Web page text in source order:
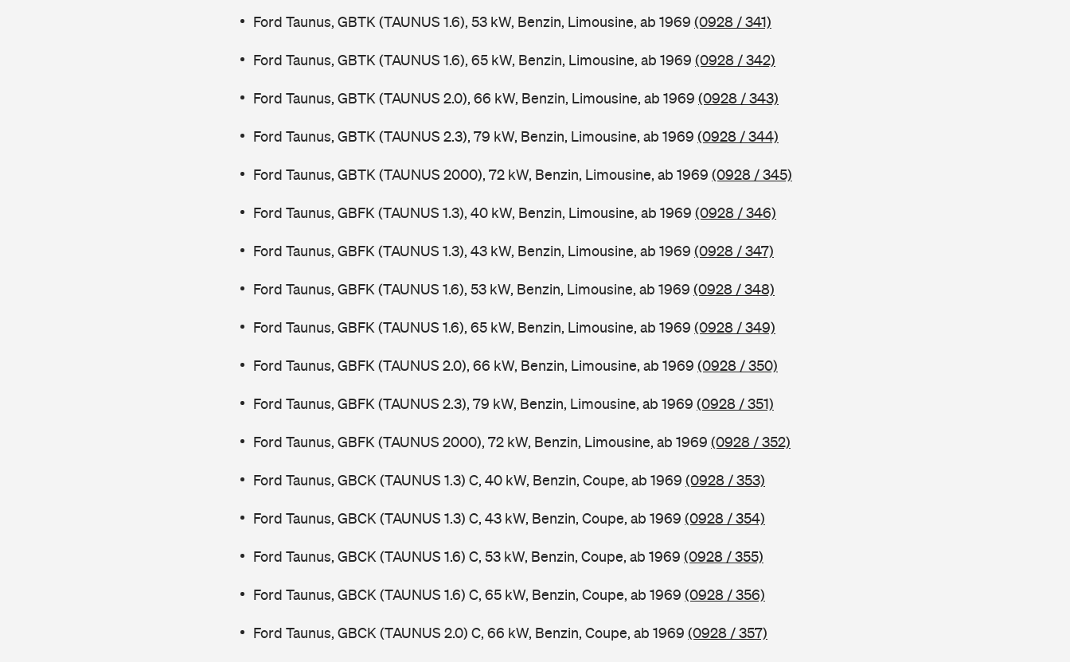
Ford Taunus, GBTK (TAUNUS 1.6), 53 kW, Benzin, Limousine, ab 1969 (0928 / 341)
Ford Taunus, GBTK (TAUNUS 1.6), 65 kW, Benzin, Limousine, ab 1969 (0928 / 342)
Ford Taunus, GBTK (TAUNUS 2.0), 66 kW, Benzin, Limousine, ab 1969 (0928 / 343)
Ford Taunus, GBTK (TAUNUS 2.3), 79 kW, Benzin, Limousine, ab 1969 (0928 / 344)
Ford Taunus, GBTK (TAUNUS 2000), 72 kW, Benzin, Limousine, ab 1969 (0928 / 345)
Ford Taunus, GBFK (TAUNUS 1.3), 40 kW, Benzin, Limousine, ab 1969 (0928 / 346)
Ford Taunus, GBFK (TAUNUS 1.3), 43 kW, Benzin, Limousine, ab 1969 (0928 / 347)
Ford Taunus, GBFK (TAUNUS 1.6), 53 kW, Benzin, Limousine, ab 1969 (0928 / 348)
Ford Taunus, GBFK (TAUNUS 1.6), 65 kW, Benzin, Limousine, ab 1969 (0928 / 349)
Ford Taunus, GBFK (TAUNUS 2.0), 66 kW, Benzin, Limousine, ab 1969 (0928 / 350)
Ford Taunus, GBFK (TAUNUS 2.3), 79 kW, Benzin, Limousine, ab 1969 (0928 / 351)
Ford Taunus, GBFK (TAUNUS 2000), 72 kW, Benzin, Limousine, ab 1969 (0928 / 352)
Ford Taunus, GBCK (TAUNUS 1.3) C, 40 kW, Benzin, Coupe, ab 1969 (0928 / 353)
Ford Taunus, GBCK (TAUNUS 1.3) C, 43 kW, Benzin, Coupe, ab 1969 (0928 / 354)
Ford Taunus, GBCK (TAUNUS 1.6) C, 53 kW, Benzin, Coupe, ab 1969 (0928 / 355)
Ford Taunus, GBCK (TAUNUS 1.6) C, 65 kW, Benzin, Coupe, ab 1969 (0928 / 356)
Ford Taunus, GBCK (TAUNUS 2.0) C, 66 kW, Benzin, Coupe, ab 1969 (0928 / 357)